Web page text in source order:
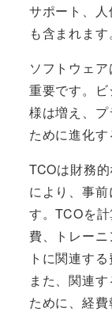
サポート、
も含まれます。
ソフトウェ
重要です。
様は増え、
ために進化す
TCOは財務
により、事
す。TCOを
費、トレー
トに関連す
また、関連
ために、経